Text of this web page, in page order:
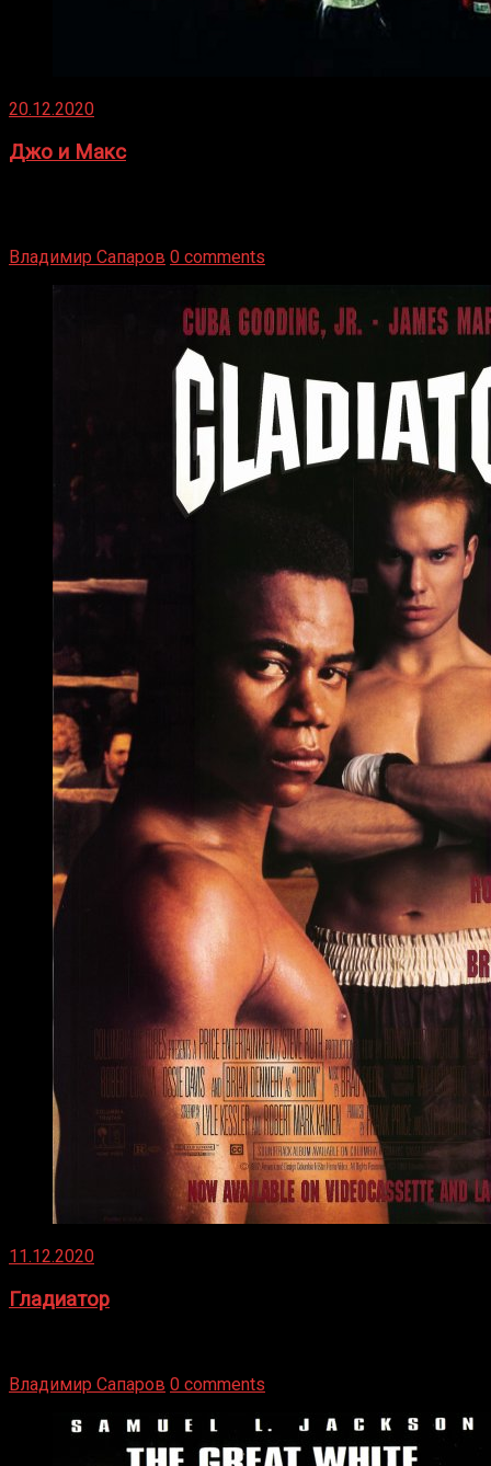
20.12.2020
Джо и Макс
Владимир Сапаров 0 comments
11.12.2020
Гладиатор
Владимир Сапаров 0 comments